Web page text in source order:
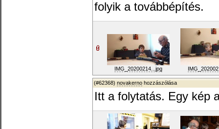
folyik a továbbépítés.
IMG_20200214...jpg
(#62368) novakerno hozzászólása
Itt a folytatás. Egy kép